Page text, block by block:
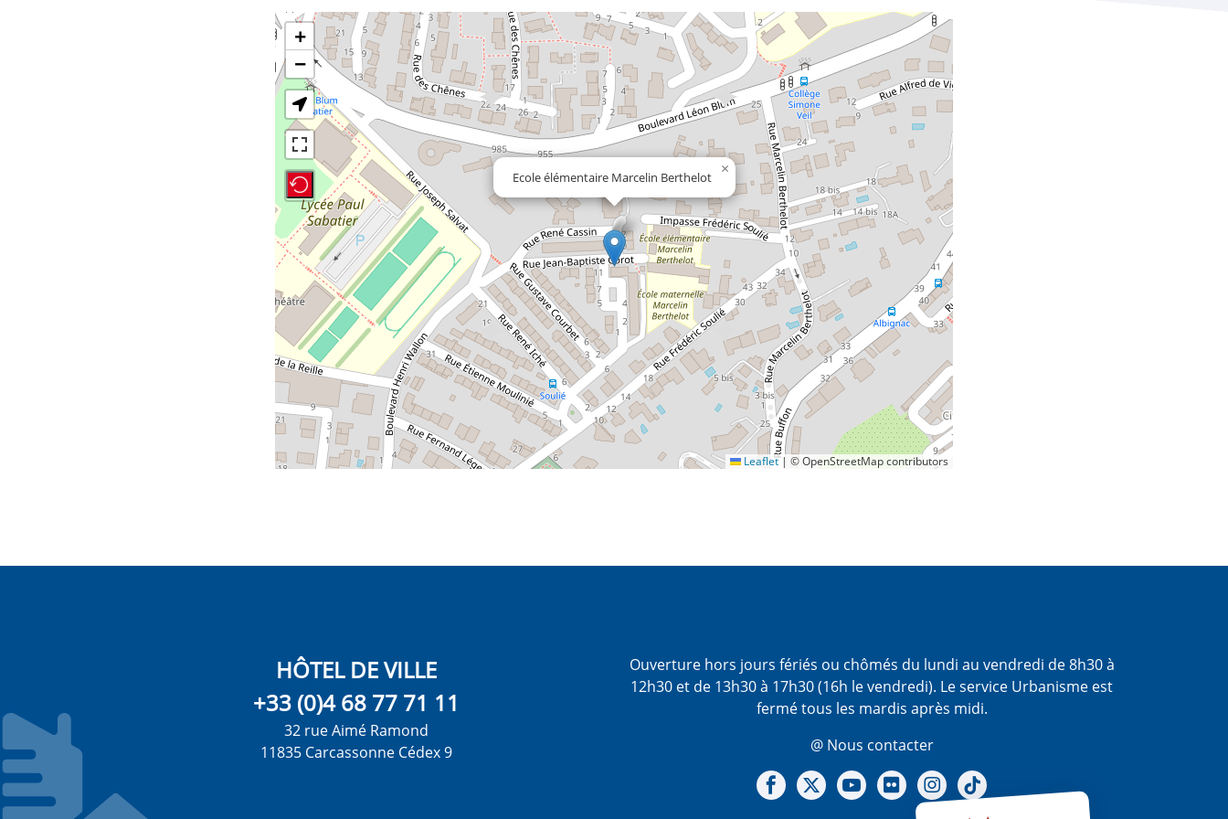
Ecole élémentaire Marcelin Berthelot ×
+
−
Recenter Map
Leaflet| © OpenStreetMap contributors
HÔTEL DE VILLE
+33 (0)4 68 77 71 11
32 rue Aimé Ramond
11835 Carcassonne Cédex 9
Ouverture hors jours fériés ou chômés du lundi au vendredi de 8h30 à
12h30 et de 13h30 à 17h30 (16h le vendredi). Le service Urbanisme est
fermé tous les mardis après midi.
@ Nous contacter
Notre Facebook
Notre X - (twitter)
Notre chaine Youtube
Notre Gallerie sur Flickr
Notre Instagram